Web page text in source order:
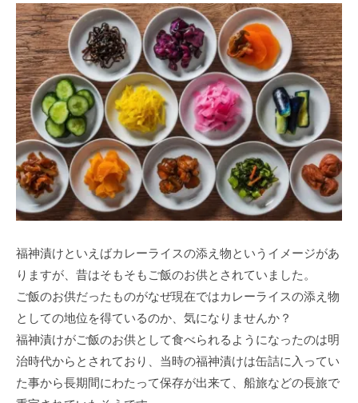
福神漬けといえばカレーライスの添え物というイメージがあ
りますが、昔はそもそもご飯のお供とされていました。
ご飯のお供だったものがなぜ現在ではカレーライスの添え物
としての地位を得ているのか、気になりませんか？
福神漬けがご飯のお供として食べられるようになったのは明
治時代からとされており、当時の福神漬けは缶詰に入ってい
た事から長期間にわたって保存が出来て、船旅などの長旅で